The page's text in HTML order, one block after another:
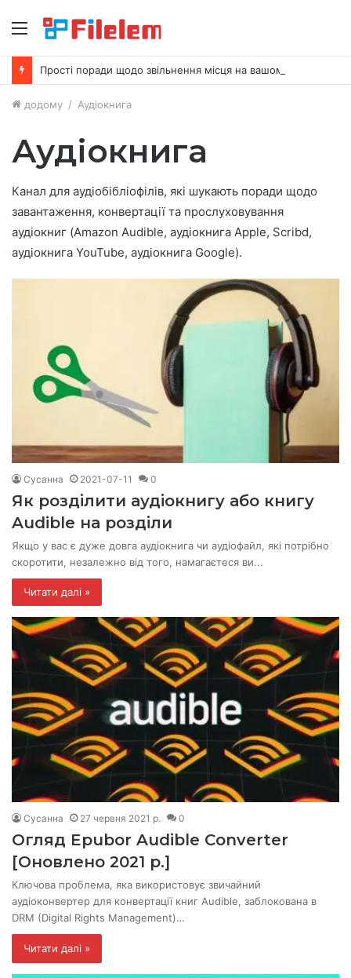
Меню
Прості поради щодо звільнення місця на вашому Mac
додому / Аудіокнига
Аудіокнига
Канал для аудіобібліофілів, які шукають поради щодо
завантаження, конвертації та прослуховування
аудіокниг (Amazon Audible, аудіокнига Apple, Scribd,
аудіокнига YouTube, аудіокнига Google).
Сусанна 2021-07-11 0
Як розділити аудіокнигу або книгу
Audible на розділи
Якщо у вас є дуже довга аудіокнига чи аудіофайл, які потрібно
скоротити, незалежно від того, намагаєтеся ви...
Читати далі »
Сусанна 27 червня 2021 р. 0
Огляд Epubor Audible Converter
[Оновлено 2021 р.]
Ключова проблема, яка використовує звичайний
аудіоконвертер для конвертації книг Audible, заблокована в
DRM (Digital Rights Management)…
Читати далі »